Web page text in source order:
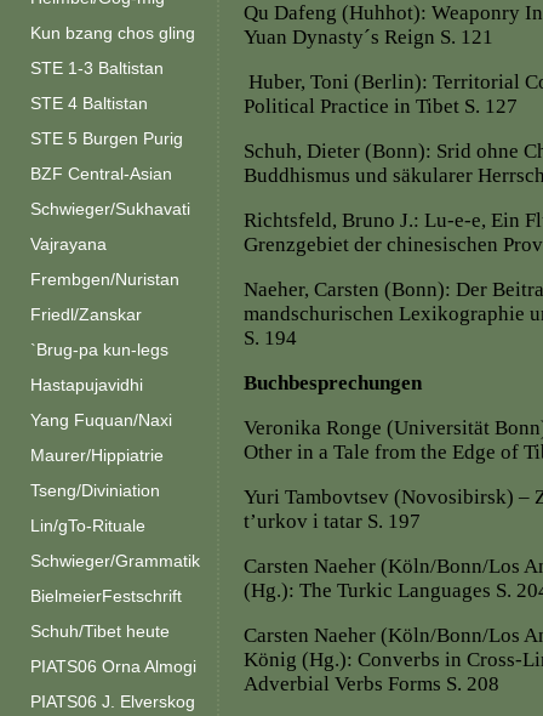
Kun bzang chos gling
STE 1-3 Baltistan
STE 4 Baltistan
STE 5 Burgen Purig
BZF Central-Asian
Schwieger/Sukhavati
Vajrayana
Frembgen/Nuristan
Friedl/Zanskar
`Brug-pa kun-legs
Hastapujavidhi
Yang Fuquan/Naxi
Maurer/Hippiatrie
Tseng/Diviniation
Lin/gTo-Rituale
Schwieger/Grammatik
BielmeierFestschrift
Schuh/Tibet heute
PIATS06 Orna Almogi
PIATS06 J. Elverskog
Qu Dafeng (Huhhot): Weaponry
Yuan Dynasty´s Reign S. 121
Huber, Toni (Berlin): Territorial
Political Practice in Tibet S. 127
Schuh, Dieter (Bonn): Srid ohne
Buddhismus und säkularer
Richtsfeld, Bruno J.: Lu-e-e, Ein
Grenzgebiet der chinesischen
Naeher, Carsten (Bonn): Der
mandschurischen Lexikographie
S. 194
Buchbesprechungen
Veronika Ronge (Universität
Other in a Tale from the Edge of
Yuri Tambovtsev (Novosibirsk) –
t’urkov i tatar S. 197
Carsten Naeher (Köln/Bonn/Los
(Hg.): The Turkic Languages S.
Carsten Naeher (Köln/Bonn/Los
König (Hg.): Converbs in Cross-
Adverbial Verbs Forms S. 208